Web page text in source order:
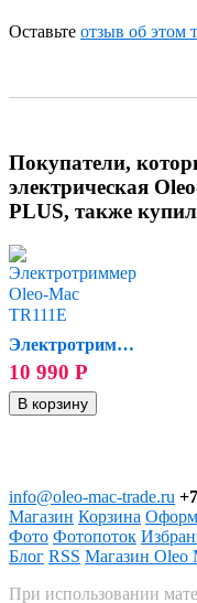
Оставьте отзыв об этом
Покупатели,
электрическая
PLUS, также
Электротриммер Oleo-Mac TR111E
10 990 Р
info@oleo-mac-trade.ru
Магазин Корзина
Фото Фотопоток
Блог RSS Магазин Oleo
При использовании